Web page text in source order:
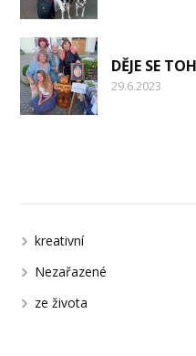
DĚJE SE
29.6.2023
kreativní
Nezařazené
ze života